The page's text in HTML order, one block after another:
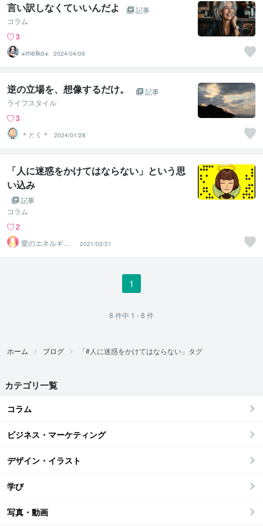
言い訳しなくていいんだよ
記事
コラム
3
※meIko※ 2024/04/09
逆の立場を、想像するだけ。
記事
ライフスタイル
3
＊とく＊
2024/01/28
「人に迷惑をかけてはならない」という思
い込み
記事
コラム
2
愛のエネルギー
ヒーラーせれの
2021/02/21
1
8 件中 1 - 8 件
ホーム ブログ 「#人に迷惑をかけてはならない」タグ
カテゴリ一覧
コラム
ビジネス・マーケティング
デザイン・イラスト
学び
写真・動画